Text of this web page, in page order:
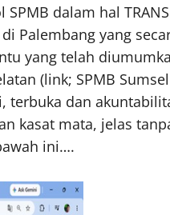
dalam hal
Palembang yang
yang telah
(link; SPMB Sumsel
terbuka dan
kasat mata, jelas
ini….